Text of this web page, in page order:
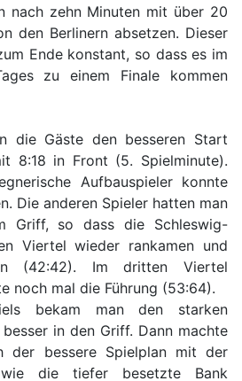
nach zehn Minuten mit über 20
den Berlinern absetzen. Dieser
Ende konstant, so dass es im
zu einem Finale kommen
die Gäste den besseren Start
8:18 in Front (5. Spielminute).
Aufbauspieler konnte
Die anderen Spieler hatten man
Griff, so dass die Schleswig-
Viertel wieder rankamen und
(42:42). Im dritten Viertel
noch mal die Führung (53:64).
bekam man den starken
in den Griff. Dann machte
der bessere Spielplan mit der
die tiefer besetzte Bank